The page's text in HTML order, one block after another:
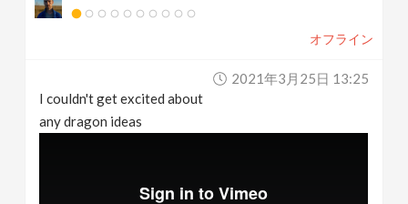
オフライン
2021年3月25日 13:25
I couldn't get excited about
any dragon ideas